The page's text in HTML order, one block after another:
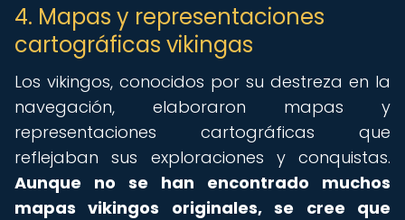
4. Mapas y representaciones
cartográficas vikingas
Los vikingos, conocidos por su destreza en la
navegación, elaboraron mapas y
representaciones cartográficas que
reflejaban sus exploraciones y conquistas.
Aunque no se han encontrado muchos
mapas vikingos originales, se cree que